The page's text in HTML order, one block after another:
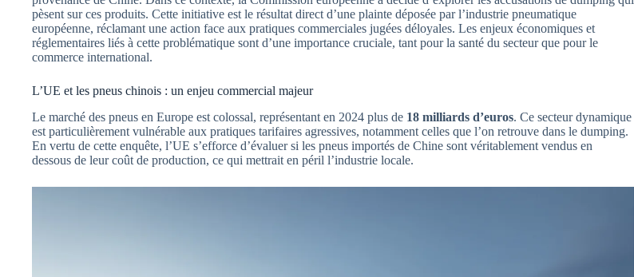
pèsent sur ces produits. Cette initiative est le résultat direct d’une plainte déposée par l’industrie pneumatique
européenne, réclamant une action face aux pratiques commerciales jugées déloyales. Les enjeux économiques et
réglementaires liés à cette problématique sont d’une importance cruciale, tant pour la santé du secteur que pour le
commerce international.
L’UE et les pneus chinois : un enjeu commercial majeur
Le marché des pneus en Europe est colossal, représentant en 2024 plus de 18 milliards d’euros. Ce secteur dynamique
est particulièrement vulnérable aux pratiques tarifaires agressives, notamment celles que l’on retrouve dans le dumping.
En vertu de cette enquête, l’UE s’efforce d’évaluer si les pneus importés de Chine sont véritablement vendus en
dessous de leur coût de production, ce qui mettrait en péril l’industrie locale.